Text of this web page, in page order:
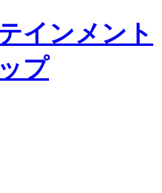
インメント
プ